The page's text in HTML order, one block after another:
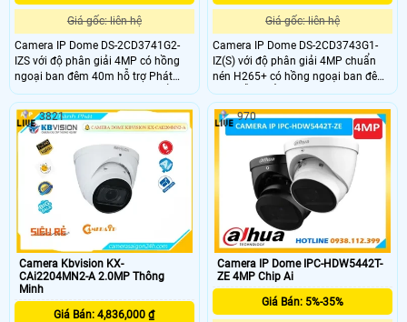
Giá gốc: liên hệ
Camera IP Dome DS-2CD3741G2-
IZS với độ phân giải 4MP có hồng
ngoại ban đêm 40m hỗ trợ Phát
hiện người và phương tiện,chuẩn
nén H.265,chức năng WDR và 3D
DNR mang lại hình ảnh sắc nét
trong điều kiện ngược sáng và ánh
sáng yếu,hỗ trợ thẻ nhớ SD
512GB.Chuẩn (IP67) và chống phá
hoại (IK10)mang lại hình ảnh rõ nét
Giá gốc: liên hệ
Camera IP Dome DS-2CD3743G1-
IZ(S) với độ phân giải 4MP chuẩn
nén H265+ có hồng ngoại ban đêm
40m,hỗ trợ Ống kính đa tiêu cự có
động cơ,chức năng WDR mang lại
hình ảnh sắc nét trong điều kiện
ngược sáng,hỗ trợ thẻ nhớ SD
128GB.Chuẩn (IP67) và chống phá
hoại (IK10)mang lại hiệu quả cao
trong việc giám sát .
Camera Kbvision KX-
CAi2204MN2-A 2.0MP Thông
Minh
Giá Bán: 4,836,000 ₫
3821
Camera IP Dome IPC-HDW5442T-
ZE 4MP Chip Ai
Giá Bán: 5%-35%
970